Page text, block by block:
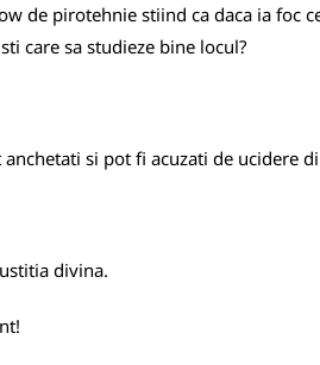
de pirotehnie stiind ca daca ia foc
care sa studieze bine locul?
si pot fi acuzati de ucidere
divina.